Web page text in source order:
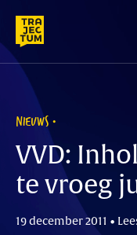
content
NIEUWS
VVD:
te vroeg
19 december 2011 •